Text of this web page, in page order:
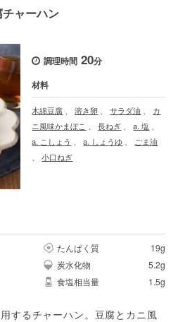
ャーハン
調理時間 20分
材料
木綿豆腐 、溶き卵 、サラダ油
カ
ニ風味かまぼこ
、長ねぎ 、a. 塩
a. こしょう
、a. しょうゆ
ごま油
、小口ねぎ
たんぱく質
19g
炭水化物
5.2g
食塩相当量 1.5g
するチャーハン。豆腐とカニ風